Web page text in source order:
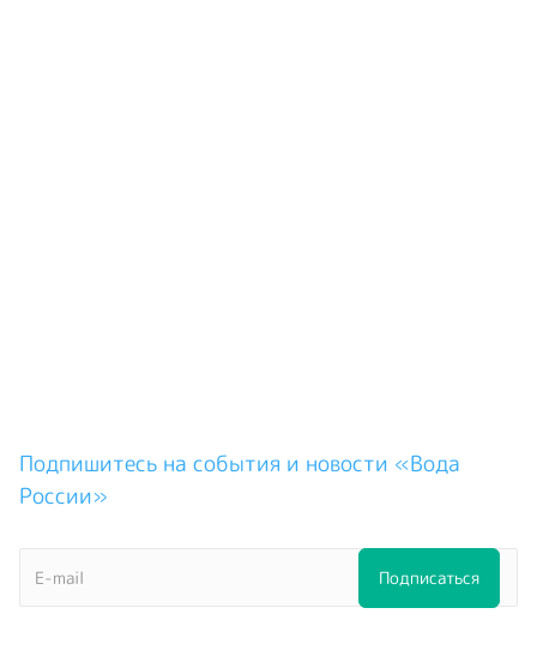
Подпишитесь на события и новости «Вода
России»